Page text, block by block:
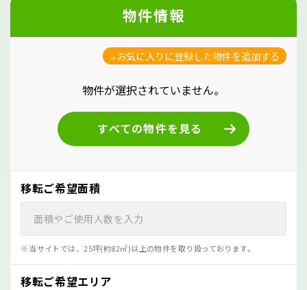
物件情報
お気に入りに登録した物件を追加する
物件が選択されていません。
すべての物件を見る
移転ご希望面積
当サイトでは、25坪(約82㎡)以上の物件を取り扱っております。
移転ご希望エリア